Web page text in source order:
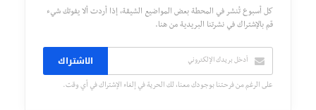
كل أسبوع تُنشر في المحطة بعض المواضيع الشيقة، إذا أردت ألا يفوتك شيء
قم بالإشتراك في نشرتنا البريدية من هنا.
الاشتراك
على الرغم من فرحتنا بوجودك معنا، لك الحرية في إلغاء الإشتراك في أي وقت.